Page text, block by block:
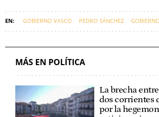
GOBIERNO VASCO PEDRO SÁNCHEZ
ORIENTE MEDIO IRÁN
MÁS EN POLÍTICA
La brecha
dos corrientes
por la